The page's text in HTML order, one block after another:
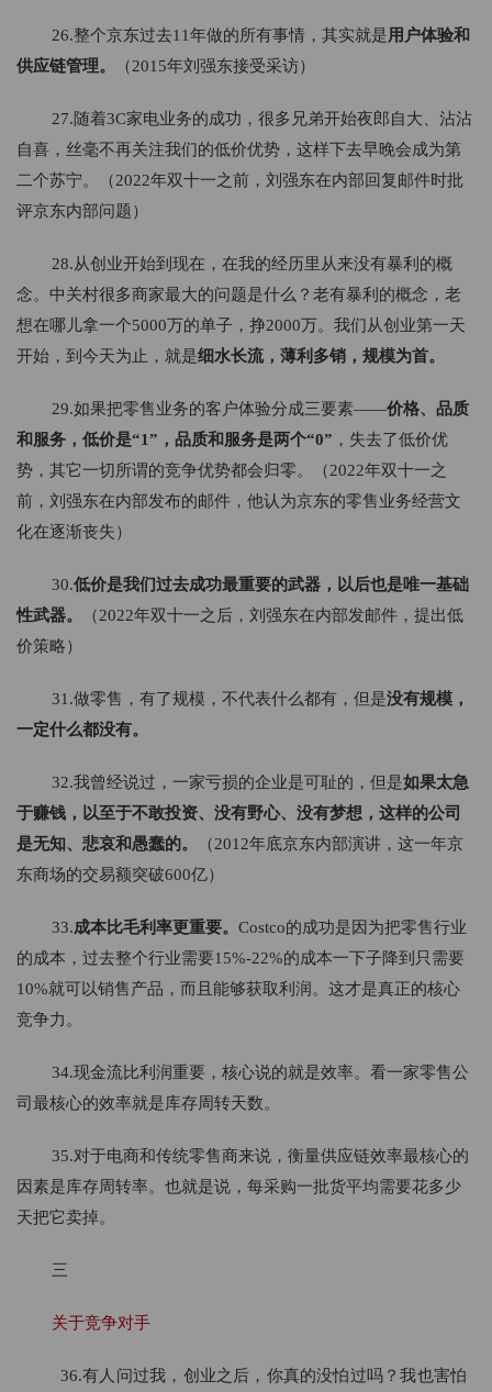
26.整个京东过去11年做的所有事情，其实就是用户体验和
供应链管理。
（2015年刘强东接受采访）
27.随着3C家电业务的成功，很多兄弟开始夜郎自大、沾沾
自喜，丝毫不再关注我们的低价优势，这样下去早晚会成为第
二个苏宁。（2022年双十一之前，刘强东在内部回复邮件时批
评京东内部问题）
28.从创业开始到现在，在我的经历里从来没有暴利的概
念。中关村很多商家最大的问题是什么？老有暴利的概念，老
想在哪儿拿一个5000万的单子，挣2000万。我们从创业第一天
开始，到今天为止，就是细水长流，薄利多销，规模为首。
29.如果把零售业务的客户体验分成三要素——价格、品质
和服务，低价是“1”，品质和服务是两个“0” ，失去了低价优
势，其它一切所谓的竞争优势都会归零。（2022年双十一之
前，刘强东在内部发布的邮件，他认为京东的零售业务经营文
化在逐渐丧失）
30.低价是我们过去成功最重要的武器，以后也是唯一基础
性武器。
（2022年双十一之后，刘强东在内部发邮件，提出低
价策略）
31.做零售，有了规模，不代表什么都有，但是没有规模，
一定什么都没有。
32.我曾经说过，一家亏损的企业是可耻的，但是如果太急
于赚钱，以至于不敢投资、没有野心、没有梦想，这样的公司
是无知、悲哀和愚蠢的。
（2012年底京东内部演讲，这一年京
东商场的交易额突破600亿）
33.成本比毛利率更重要。 Costco的成功是因为把零售行业
的成本，过去整个行业需要15%-22%的成本一下子降到只需要
10%就可以销售产品，而且能够获取利润。这才是真正的核心
竞争力。
34.现金流比利润重要，核心说的就是效率。看一家零售公
司最核心的效率就是库存周转天数。
35.对于电商和传统零售商来说，衡量供应链效率最核心的
因素是库存周转率。也就是说，每采购一批货平均需要花多少
天把它卖掉。
三
关于竞争对手
36.有人问过我，创业之后，你真的没怕过吗？我也害怕